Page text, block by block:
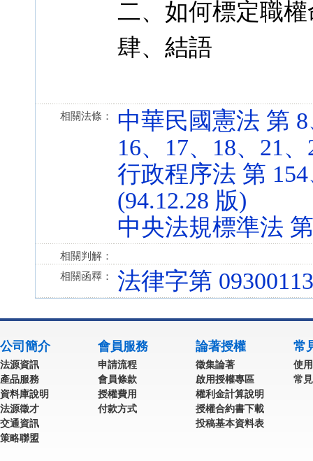
二、如何標定職
肆、結語
相關法條：
中華民國憲法 第 8
16、17、18、21
行政程序法 第 154
(94.12.28 版)
中央法規標準法
相關判解：
相關函釋：
法律字第
公司簡介
法源資訊
產品服務
資料庫說明
法源徵才
交通資訊
策略聯盟
會員服務
申請流程
會員條款
授權費用
付款方式
論著授權
徵集論著
啟用授權專區
權利金計算說明
授權合約書下載
投稿基本資料表
常
使
常